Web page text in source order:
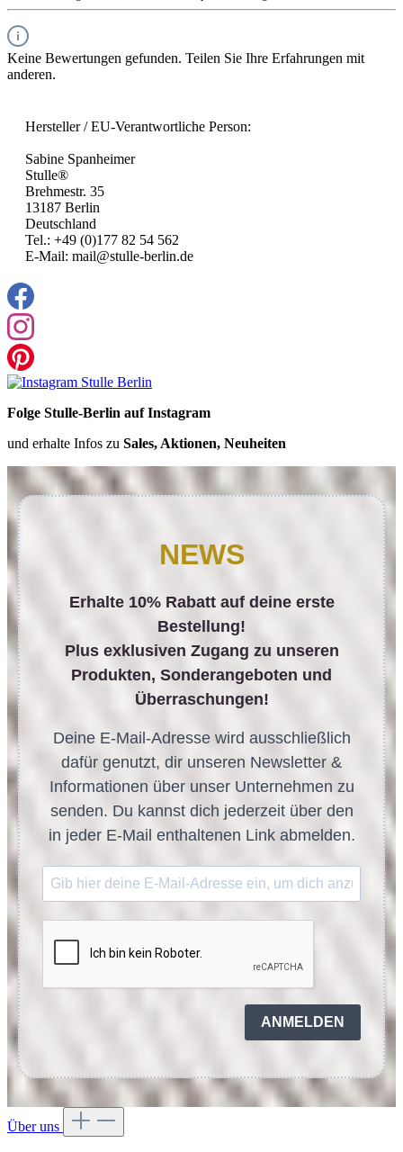
Keine Bewertungen gefunden. Teilen Sie Ihre Erfahrungen mit
anderen.
Hersteller / EU-Verantwortliche Person:
Sabine Spanheimer
Stulle®
Brehmestr. 35
13187 Berlin
Deutschland
Tel.: +49 (0)177 82 54 562
E-Mail: mail@stulle-berlin.de
Folge Stulle-Berlin auf Instagram
und erhalte Infos zu Sales, Aktionen, Neuheiten
NEWS
Erhalte 10% Rabatt auf deine erste
Bestellung!
Plus exklusiven Zugang zu unseren
Produkten, Sonderangeboten und
Überraschungen!
Deine E-Mail-Adresse wird ausschließlich
dafür genutzt, dir unseren Newsletter &
Informationen über unser Unternehmen zu
senden. Du kannst dich jederzeit über den
in jeder E-Mail enthaltenen Link abmelden.
ANMELDEN
Über uns